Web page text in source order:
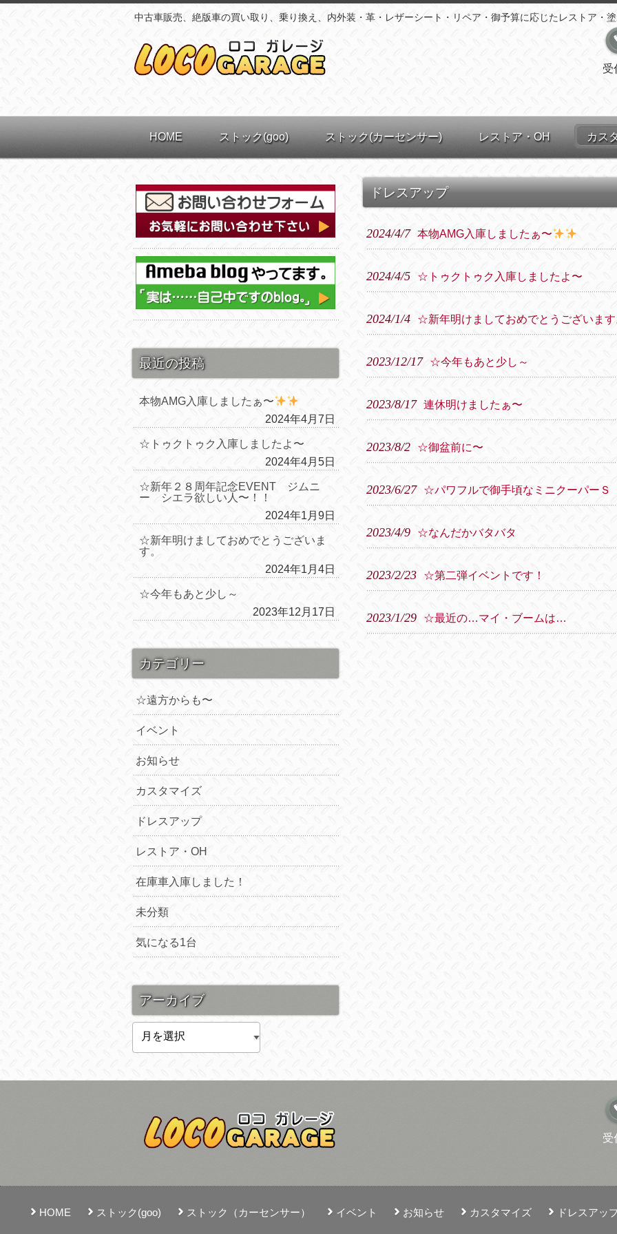
中古車販売、絶版車の買い取り、乗り換え、内外装・革・レザーシート・リペア・御予算に応じたレストア・
受
HOME ストック(goo) ストック(カーセンサー) レストア・OH カス
ドレスアップ
2024/4/7 本物AMG入庫しましたぁ〜
2024/4/5 ☆トゥクトゥク入庫しましたよ〜
2024/1/4 ☆新年明けましておめでとうございま
2023/12/17 ☆今年もあと少し～
2023/8/17 連休明けましたぁ〜
2023/8/2 ☆御盆前に〜
2023/6/27 ☆パワフルで御手頃なミニクーパーＳ
2023/4/9 ☆なんだかバタバタ
2023/2/23 ☆第二弾イベントです！
2023/1/29 ☆最近の…マイ・ブームは…
最近の投稿
本物AMG入庫しましたぁ〜
2024年4月7日
☆トゥクトゥク入庫しましたよ〜
2024年4月5日
☆新年２８周年記念EVENT ジムニ
ー シエラ欲しい人〜！！
2024年1月9日
☆新年明けましておめでとうございま
す。
2024年1月4日
☆今年もあと少し～
2023年12月17日
カテゴリー
☆遠方からも〜
イベント
お知らせ
カスタマイズ
ドレスアップ
レストア・OH
在庫車入庫しました！
未分類
気になる1台
アーカイブ
イ
受
HOME ストック(goo) ストック（カーセンサー） イベント お知らせ カスタマイズ ドレスアッ